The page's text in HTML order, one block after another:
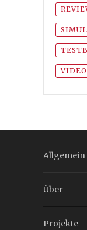
VIDEO
Allgemein
Über
Projekte